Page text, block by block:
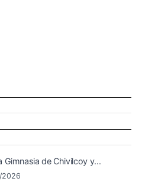
Gimnasia de Chivilcoy y...